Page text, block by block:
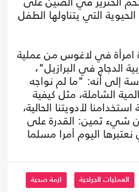
التي يتناولها الطفل
امرأة في لاغوس من عملية
الدجاج في البرازيل"،
إلى أنه: "ما لم نواجه
الشاملة، مثل كيفية
استخدامنا لأدويتنا الحالية،
شيء ثمين: القدرة على
اليوم أمرا مسلما
العمليات الجراحية ازمة صحية